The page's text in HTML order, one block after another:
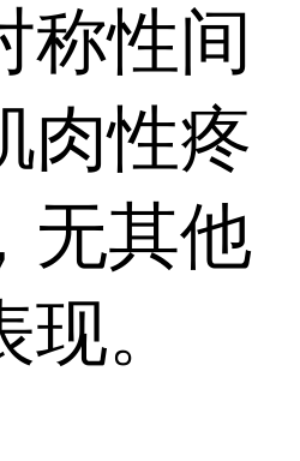
称性间
肉性疼
无其他
。